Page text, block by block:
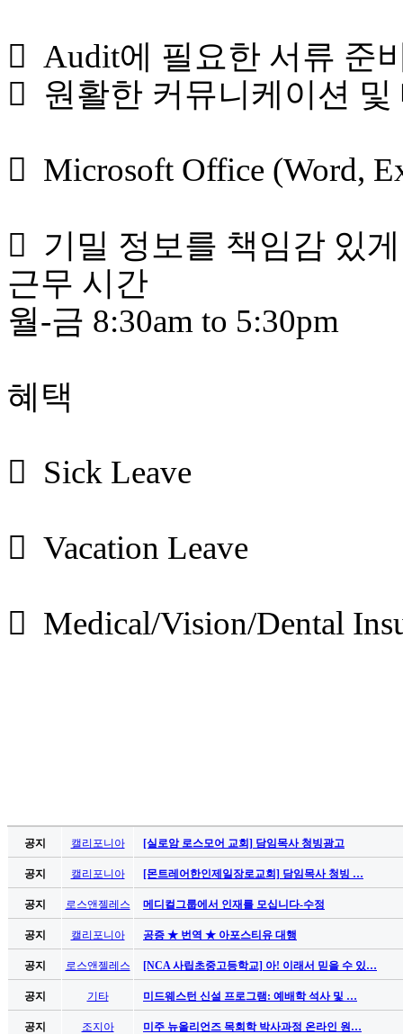
 Audit에 필요한 서류 준
 원활한 커뮤니케이션 및
 Microsoft Office (Word,
 기밀 정보를 책임감 있
근무 시간
월-금 8:30am to 5:30pm
혜택
 Sick Leave
 Vacation Leave
 Medical/Vision/Dental
공지 캘리포니아 [실로암 로스모어 교회] 담임목사 청빙광고
공지 캘리포니아 [몬트레어한인제일장로교회] 담임목사 청빙 …
공지 로스앤젤레스 메디컬그룹에서 인재를 모십니다-수정
공지 캘리포니아 공증 ★ 번역 ★ 아포스티유 대행
공지 로스앤젤레스 [NCA 사립초중고등학교] 아! 이래서 믿을 수 있…
공지 기타 미드웨스턴 신설 프로그램: 예배학 석사 및 …
공지 조지아 미주 뉴올리언즈 목회학 박사과정 온라인 원…